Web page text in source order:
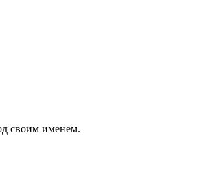
своим именем.